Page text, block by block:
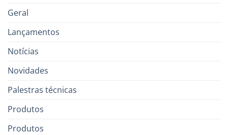
Geral
Lançamentos
Notícias
Novidades
Palestras técnicas
Produtos
Produtos